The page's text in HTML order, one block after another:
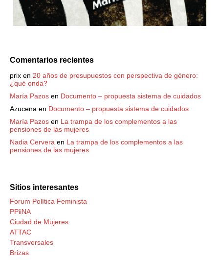
Comentarios recientes
prix en 20 años de presupuestos con perspectiva de género:
¿qué onda?
María Pazos en Documento – propuesta sistema de cuidados
Azucena en Documento – propuesta sistema de cuidados
María Pazos en La trampa de los complementos a las
pensiones de las mujeres
Nadia Cervera en La trampa de los complementos a las
pensiones de las mujeres
Sitios interesantes
Forum Política Feminista
PPiiNA
Ciudad de Mujeres
ATTAC
Transversales
Brizas